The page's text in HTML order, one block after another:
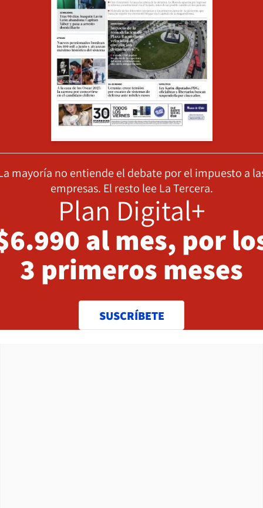
mayoría no entiende el debate por el impuesto a
empresas. El resto lee La Tercera.
Plan Digital+
al mes, por
3 primeros meses
SUSCRÍBETE